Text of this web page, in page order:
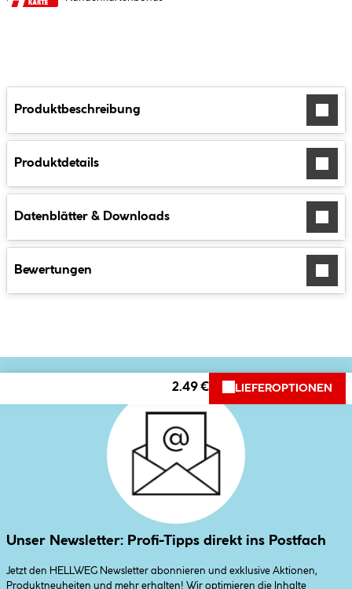
Produktbeschreibung
Produktdetails
Datenblätter & Downloads
Bewertungen
2.49 € LIEFEROPTIONEN
Unser Newsletter: Profi-Tipps direkt ins Postfach
Jetzt den HELLWEG Newsletter abonnieren und exklusive Aktionen,
Produktneuheiten und mehr erhalten! Wir optimieren die Inhalte